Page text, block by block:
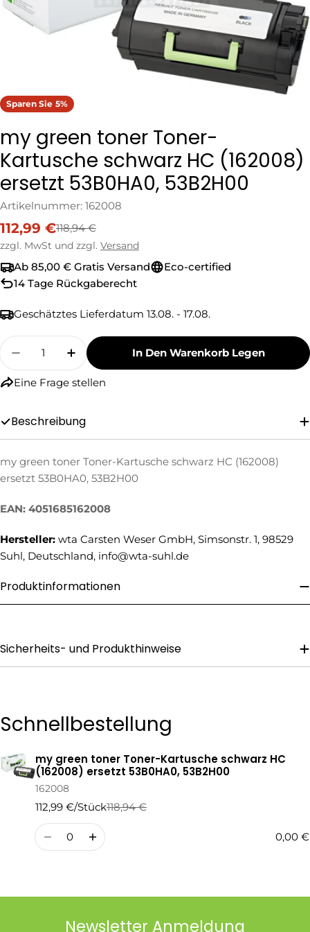
Sparen Sie 5%
my green toner Toner-
Kartusche schwarz HC (162008)
ersetzt 53B0HA0, 53B2H00
Artikelnummer: 162008
Verkaufspreis
112,99 €
Regulärer
Preis
118,94 €
zzgl. MwSt und zzgl. Versand
Ab 85,00 € Gratis Versand
Eco-certified
14 Tage Rückgaberecht
Geschätztes Lieferdatum 13.08. - 17.08.
Menge
Menge Für My Green Toner Toner-
Menge Für My Green Toner Toner-
In Den Warenkorb Legen
Eine Frage stellen
Eine Frage stellen
Name
E-
Mail
Telefonnummer
Ihre
Beschreibung
my green toner Toner-Kartusche schwarz HC (162008)
ersetzt 53B0HA0, 53B2H00
EAN: 4051685162008
Hersteller: wta Carsten Weser GmbH, Simsonstr. 1, 98529
Suhl, Deutschland, info@wta-suhl.de
Produktinformationen
Sicherheits- und Produkthinweise
Schnellbestellung
Ihr
Warenkorb
my green toner Toner-Kartusche schwarz HC
(162008) ersetzt 53B0HA0, 53B2H00
162008
112,99 €/Stück
Regulärer
Preis
118,94 €
Verkaufspreis
Menge
0,00 €
Newsletter Anmeldung